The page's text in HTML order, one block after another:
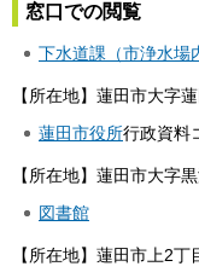
窓口での閲覧
下水道課（市浄水場
【所在地】蓮田市大字
蓮田市役所行政資料
【所在地】蓮田市大字
図書館
【所在地】蓮田市上2